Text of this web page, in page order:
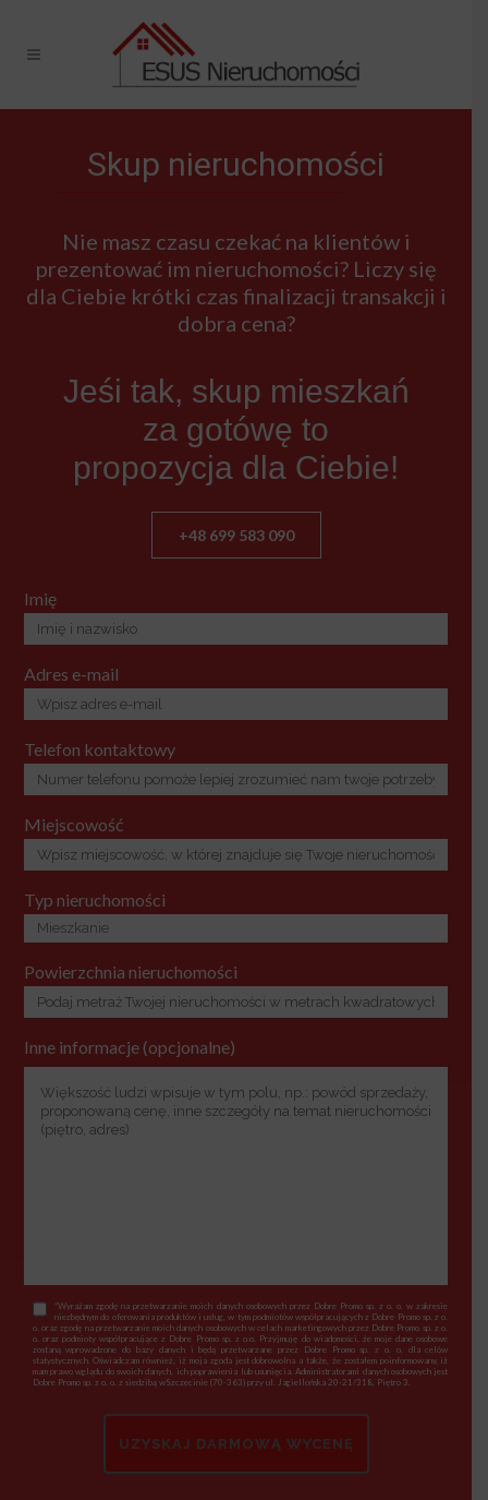
Skup nieruchomości
Nie masz czasu czekać na klientów i
prezentować im nieruchomości? Liczy się
dla Ciebie krótki czas finalizacji transakcji i
dobra cena?
Jeśi tak, skup mieszkań
za gotówę to
propozycja dla Ciebie!
+48 699 583 090
Imię
Adres e-mail
Telefon kontaktowy
Miejscowość
Typ nieruchomości
Powierzchnia nieruchomości
Inne informacje (opcjonalne)
*Wyrażam zgodę na przetwarzanie moich danych osobowych przez Dobre Promo sp. z o. o. w zakresie
niezbędnym do oferowania produktów i usług, w tym podmiotów współpracujących z Dobre Promo sp. z o.
o. oraz zgodę na przetwarzanie moich danych osobowych w celach marketingowych przez Dobre Promo sp. z o.
o. oraz podmioty współpracujące z Dobre Promo sp. z o.o. Przyjmuję do wiadomości, że moje dane osobowe
zostaną wprowadzone do bazy danych i będą przetwarzane przez Dobre Promo sp. z o. o. dla celów
statystycznych. Oświadczam również, iż moja zgoda jest dobrowolna a także, że zostałem poinformowany, iż
mam prawo wglądu do swoich danych, ich poprawienia lub usunięcia. Administratorami danych osobowych jest
Dobre Promo sp. z o. o. z siedzibą wSzczecinie (70-363) przy ul. Jagiellońska 20-21/318, Piętro 3.